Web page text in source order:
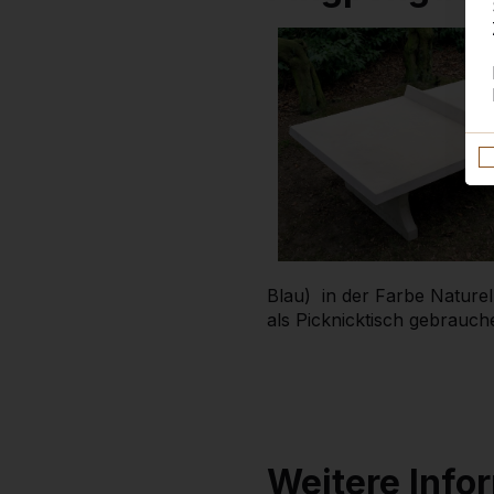
Blau) in der Farbe
als Picknicktisch
Weitere